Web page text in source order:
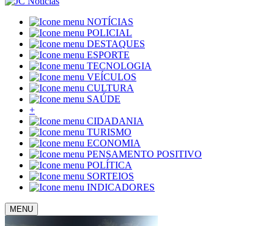
NOTÍCIAS
POLICIAL
DESTAQUES
ESPORTE
TECNOLOGIA
VEÍCULOS
CULTURA
SAÚDE
+
CIDADANIA
TURISMO
ECONOMIA
PENSAMENTO POSITIVO
POLÍTICA
SORTEIOS
INDICADORES
MENU